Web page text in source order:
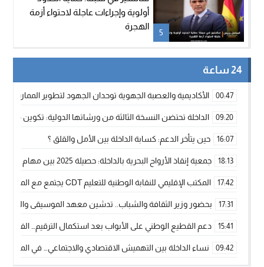
5
أولوية وإجراءات عاجلة لاحتواء أزمة
الهجرة
24 ساعة
00:47 الأكاديمية والعصبة الجهوية توحدان الجهود لتطوير الممارسة
09:20 الداخلة تحتضن النسخة الثالثة من ورشاتها الدولية: تكوين
16:07 حين يتأخر الدعم: كسابة الداخلة بين الأمل والقلق ؟
18:13 جمعية إنقاذ الأرواح البحرية بالداخلة: حصيلة 2025 بين مهام الإنقاذ ومشروع “دار البحار”
17:42 المكتب الإقليمي للنقابة الوطنية للتعليم CDT يجتمع مع المدير الإقليمي لمناقشة ملفات جوهرية لنساء ورجال التعليم
17:31 بحضور وزير الثقافة والشباب.. تدشين معهد الموسيقى والفنون
15:41 دعم القطيع الوطني على الأبواب بعد استكمال الترقيم…
09:42 نساء الداخلة بين التهميش الاقتصادي والاجتماعي… في المؤسسات